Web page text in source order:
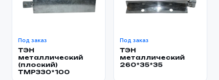
Под заказ
ТЭН
металлический
(плоский)
TMP330*100
Под заказ
ТЭН
металлический
260*35*35